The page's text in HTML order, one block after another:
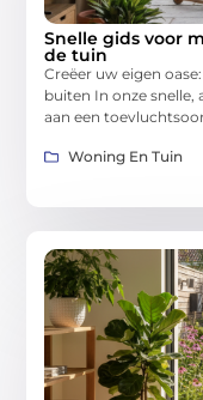
Snelle gids voor
de tuin
Creëer uw eigen
buiten In onze
aan een
Woning En Tuin